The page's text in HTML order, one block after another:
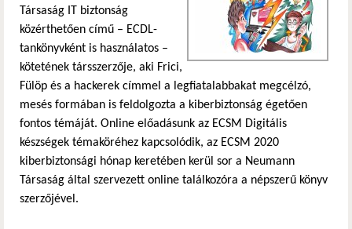
Társaság IT biztonság
közérthetően című – ECDL-
tankönyvként is használatos –
kötetének társszerzője, aki Frici,
Fülöp és a hackerek címmel a legfiatalabbakat megcélzó,
mesés formában is feldolgozta a kiberbiztonság égetően
fontos témáját. Online előadásunk az ECSM Digitális
készségek témaköréhez kapcsolódik, az ECSM 2020
kiberbiztonsági hónap keretében kerül sor a Neumann
Társaság által szervezett online találkozóra a népszerű könyv
szerzőjével.